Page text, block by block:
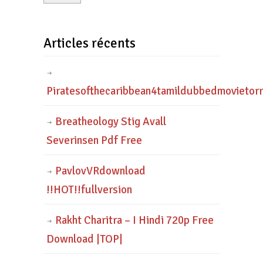
Articles récents
Breatheology Stig Avall
Severinsen Pdf Free
PavlovVRdownload
!!HOT!!fullversion
Rakht Charitra – I Hindi 720p Free
Download |TOP|